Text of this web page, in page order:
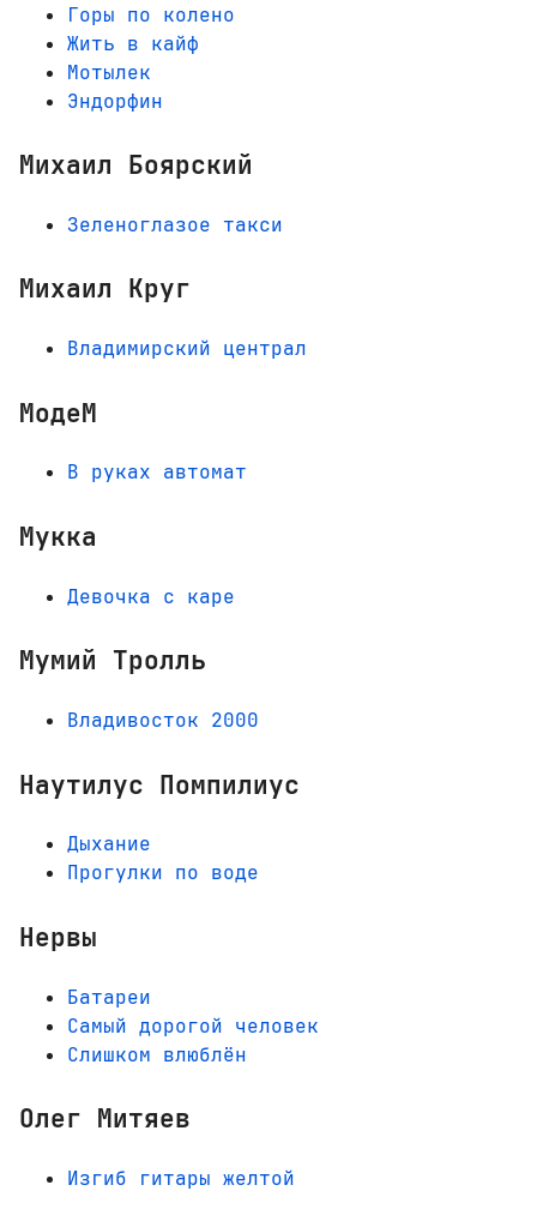
Горы по колено
Жить в кайф
Мотылек
Эндорфин
Михаил Боярский
Зеленоглазое такси
Михаил Круг
Владимирский централ
МодеМ
В руках автомат
Мукка
Девочка с каре
Мумий Тролль
Владивосток 2000
Наутилус Помпилиус
Дыхание
Прогулки по воде
Нервы
Батареи
Самый дорогой человек
Слишком влюблён
Олег Митяев
Изгиб гитары желтой